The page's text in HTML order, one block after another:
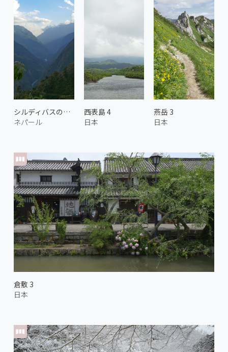
シルディバスの渓谷 1
ネパール
倉敷 3
日本
西表島 4
日本
燕岳 3
日本